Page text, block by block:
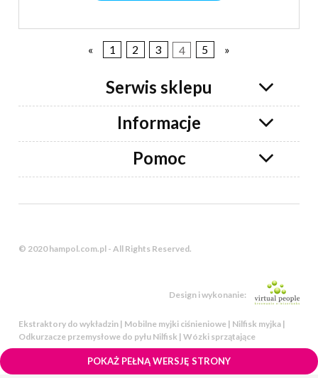
« 1 2 3 4 5 »
Serwis sklepu
Informacje
Pomoc
© 2020 hampol.com.pl - All Rights Reserved.
Design i wykonanie:
Ekstraktory do wykładzin | Mobilne myjki ciśnieniowe | Nilfisk myjka |
Odkurzacze przemysłowe do pyłu Nilfisk | Wózki sprzątające
POKAŻ PEŁNĄ WERSJĘ STRONY